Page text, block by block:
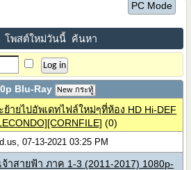
PC Mode
โพสต์ใหม่วันนี้ ค้นหา
Blu-Ray New กระทู้
ย้ายไปอัพเดทไฟล์ใหม่ๆที่ห้อง HD Hi-DEF
(0)
07-13-2021 03:25 PM
จ้าสายฟ้า ภาค 1-3 (2011-2017) 1080p-